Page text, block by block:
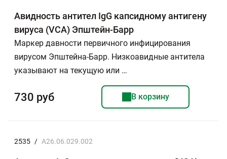
Авидность антител IgG капсидному антигену
вируса (VCA) Эпштейн-Барр
Маркер давности первичного инфицирования
вирусом Эпштейна-Барр. Низкоавидные антитела
указывают на текущую или …
730 руб В корзину
2535 / A26.06.029.002